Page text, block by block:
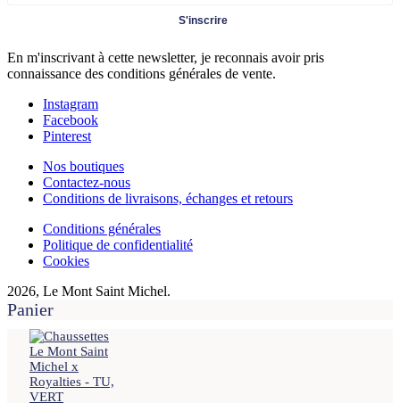
S'inscrire
En m'inscrivant à cette newsletter, je reconnais avoir pris
connaissance des conditions générales de vente.
Instagram
Facebook
Pinterest
Nos boutiques
Contactez-nous
Conditions de livraisons, échanges et retours
Conditions générales
Politique de confidentialité
Cookies
2026, Le Mont Saint Michel.
Panier